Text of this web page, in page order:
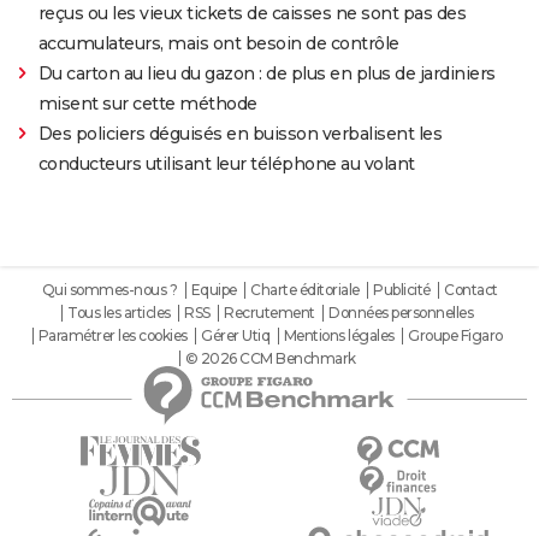
reçus ou les vieux tickets de caisses ne sont pas des
accumulateurs, mais ont besoin de contrôle
Du carton au lieu du gazon : de plus en plus de jardiniers
misent sur cette méthode
Des policiers déguisés en buisson verbalisent les
conducteurs utilisant leur téléphone au volant
Qui sommes-nous ? Equipe Charte éditoriale Publicité
Contact
Tous les articles
RSS Recrutement
Données personnelles
Paramétrer les cookies
Gérer Utiq Mentions légales
Groupe Figaro
© 2026 CCM Benchmark